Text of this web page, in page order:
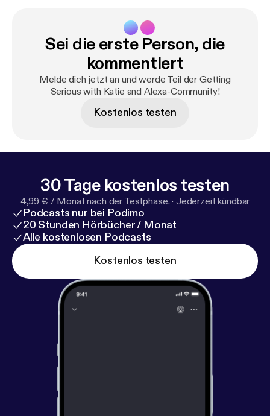
Sei die erste Person, die
kommentiert
Melde dich jetzt an und werde Teil der Getting
Serious with Katie and Alexa-Community!
Kostenlos testen
30 Tage kostenlos testen
4,99 € / Monat nach der Testphase. · Jederzeit kündbar
Podcasts nur bei Podimo
20 Stunden Hörbücher / Monat
Alle kostenlosen Podcasts
Kostenlos testen